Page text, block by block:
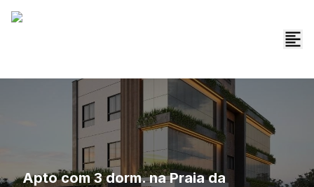
Apto com 3 dorm. na Praia da